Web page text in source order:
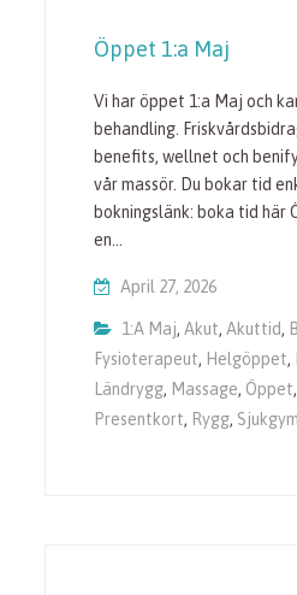
Öppet 1:a Maj
Vi har öppet 1:a Maj och
behandling.
benefits, wellnet och
vår massör. Du bokar tid
bokningslänk: boka tid här
en…
April 27, 2026
1:a Maj,Akut,Akuttid,
Fysioterapeut, Helgöppet,
Ländrygg, Massage, Öppet,
Presentkort, Rygg,